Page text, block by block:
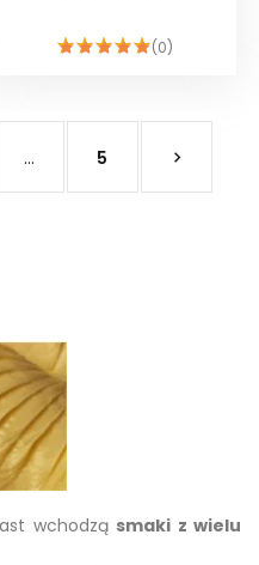
(0)
… 5 
wchodzą smaki z wielu